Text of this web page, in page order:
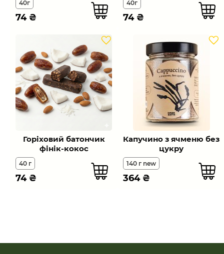
40г
74₴
40г
74₴
Горіховий батончик
фінік-кокос
40 г
74₴
Капучино з ячменю без
цукру
140 г new
364₴